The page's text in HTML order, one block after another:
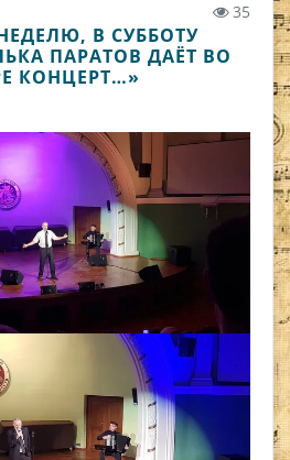
35
В СУББОТУ
ПАРАТОВ ДАЁТ ВО
КОНЦЕРТ…»